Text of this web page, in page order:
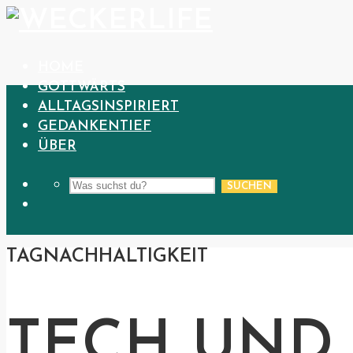
GOTTWÄRTS
ALLTAGSINSPIRIERT
GEDANKENTIEF
ÜBER
SUCHEN
TAGNACHHALTIGKEIT